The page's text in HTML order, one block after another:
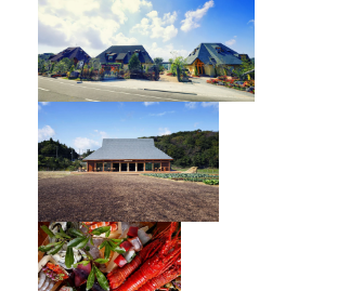
オーベルジュ フレンチの森